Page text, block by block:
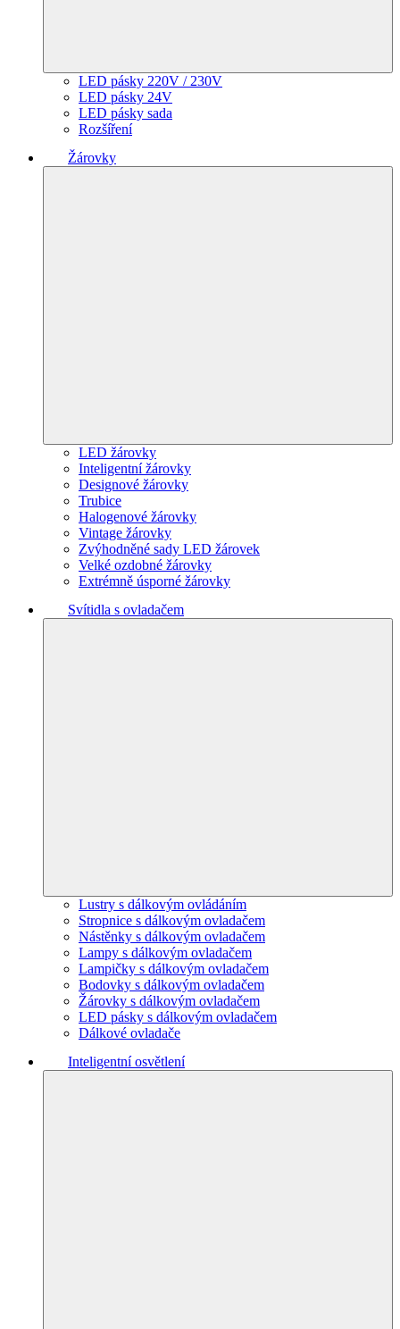
LED pásky 220V / 230V
LED pásky 24V
LED pásky sada
Rozšíření
Žárovky
LED žárovky
Inteligentní žárovky
Designové žárovky
Trubice
Halogenové žárovky
Vintage žárovky
Zvýhodněné sady LED žárovek
Velké ozdobné žárovky
Extrémně úsporné žárovky
Svítidla s ovladačem
Lustry s dálkovým ovládáním
Stropnice s dálkovým ovladačem
Nástěnky s dálkovým ovladačem
Lampy s dálkovým ovladačem
Lampičky s dálkovým ovladačem
Bodovky s dálkovým ovladačem
Žárovky s dálkovým ovladačem
LED pásky s dálkovým ovladačem
Dálkové ovladače
Inteligentní osvětlení